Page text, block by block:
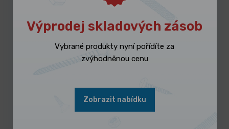
703/270/10 VKK
Výprodej skladových zásob
Vybrané produkty nyní pořídíte za
zvýhodněnou cenu
Zobrazit nabídku